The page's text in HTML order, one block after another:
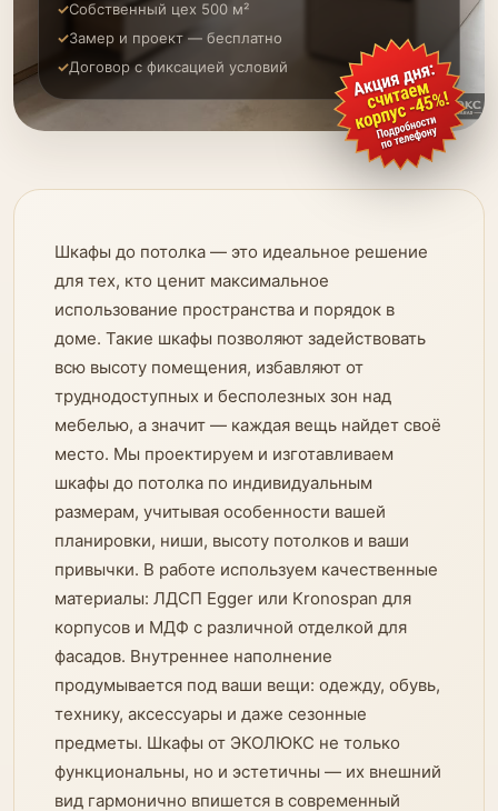
Собственный цех 500 м²
Замер и проект — бесплатно
Договор с фиксацией условий
Шкафы до потолка — это идеальное решение
для тех, кто ценит максимальное
использование пространства и порядок в
доме. Такие шкафы позволяют задействовать
всю высоту помещения, избавляют от
труднодоступных и бесполезных зон над
мебелью, а значит — каждая вещь найдет своё
место. Мы проектируем и изготавливаем
шкафы до потолка по индивидуальным
размерам, учитывая особенности вашей
планировки, ниши, высоту потолков и ваши
привычки. В работе используем качественные
материалы: ЛДСП Egger или Kronospan для
корпусов и МДФ с различной отделкой для
фасадов. Внутреннее наполнение
продумывается под ваши вещи: одежду, обувь,
технику, аксессуары и даже сезонные
предметы. Шкафы от ЭКОЛЮКС не только
функциональны, но и эстетичны — их внешний
вид гармонично впишется в современный